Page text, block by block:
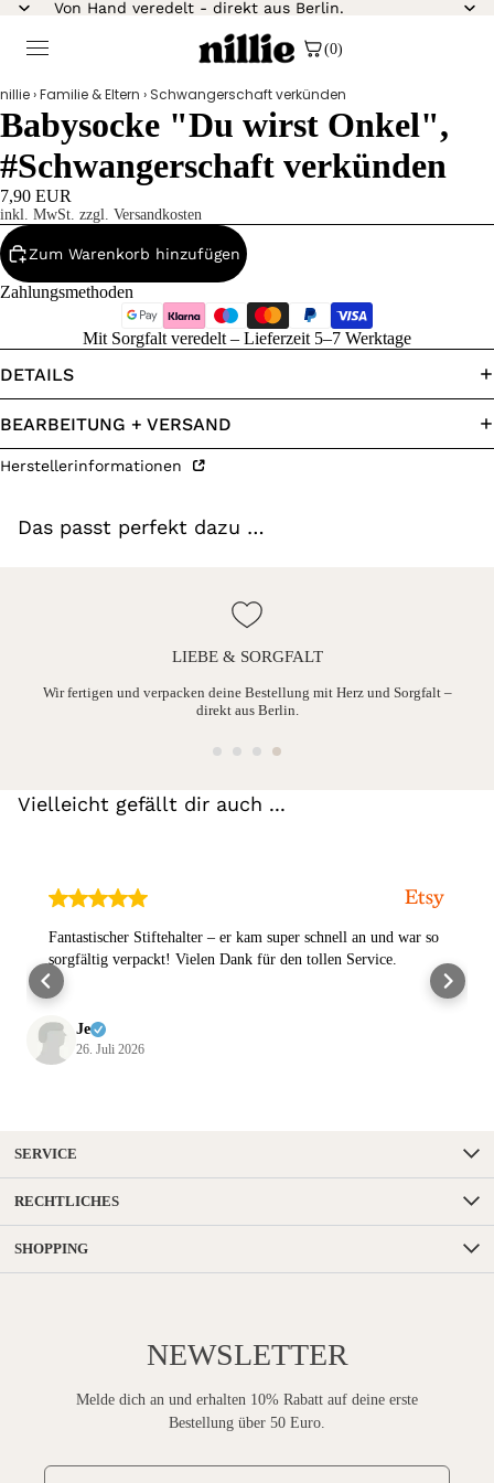
Von Hand veredelt - direkt aus Berlin.
(0)
nillie›Familie & Eltern › Schwangerschaft verkünden
Babysocke "Du wirst Onkel",
#Schwangerschaft verkünden
7,90 EUR
inkl. MwSt. zzgl. Versandkosten
Zum Warenkorb hinzufügen
Zahlungsmethoden
Mit Sorgfalt veredelt – Lieferzeit 5–7 Werktage
DETAILS
BEARBEITUNG + VERSAND
Herstellerinformationen
Das passt perfekt dazu …
LIEBE & SORGFALT
Wir fertigen und verpacken deine Bestellung mit Herz und Sorgfalt –
direkt aus Berlin.
Vielleicht gefällt dir auch ...
Fantastischer Stiftehalter – er kam super schnell an und war so
sorgfältig verpackt! Vielen Dank für den tollen Service.
Je
26. Juli 2026
SERVICE
RECHTLICHES
SHOPPING
NEWSLETTER
Melde dich an und erhalten 10% Rabatt auf deine erste
Bestellung über 50 Euro.